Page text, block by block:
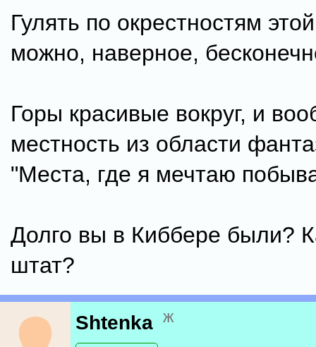
Гулять по окрестностям
можно, наверное,
Горы красивые вокруг, и
местность из области
"Места, где я мечтаю
Долго вы в Киббере были?
штат?
Shtenka ж